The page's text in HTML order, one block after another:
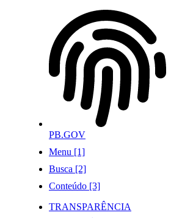
PB.GOV
Menu [1]
Busca [2]
Conteúdo [3]
TRANSPARÊNCIA